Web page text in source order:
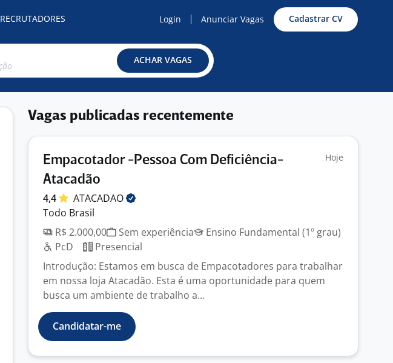
RECRUTADORES Login Anunciar Vagas Cadastrar CV
ACHAR VAGAS
Vagas publicadas recentemente
Empacotador -Pessoa Com Deficiência-
Atacadão
Hoje
4,4
ATACADAO
Todo Brasil
R$ 2.000,00
Sem experiência
Ensino Fundamental (1º grau)
PcD
Presencial
Introdução: Estamos em busca de Empacotadores para trabalhar
em nossa loja Atacadão. Esta é uma oportunidade para quem
busca um ambiente de trabalho a...
Candidatar-me